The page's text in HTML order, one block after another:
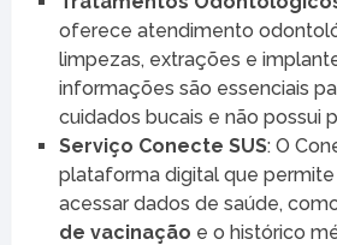
oferece atendimento
limpezas, extrações e
informações são essenciais
cuidados bucais e não possui
Serviço Conecte SUS: O
plataforma digital que permite
acessar dados de saúde,
de vacinação e o histórico